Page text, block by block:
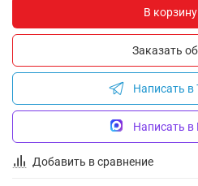
Добавить в сравнение
В корзину
Заказать
Написать в
Написать в